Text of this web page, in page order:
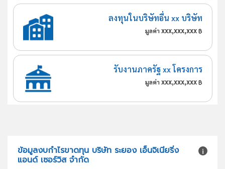
ลงทุนในบริษัทอื่น xx บริษัท
มูลค่า xxx,xxx,xxx ฿
รับงานภาครัฐ xx โครงการ
มูลค่า xxx,xxx,xxx ฿
ข้อมูลงบกำไรขาดทุน บริษัท ระยอง เอ็นจิเนียริ่ง
แอนด์ เซอร์วิส จำกัด